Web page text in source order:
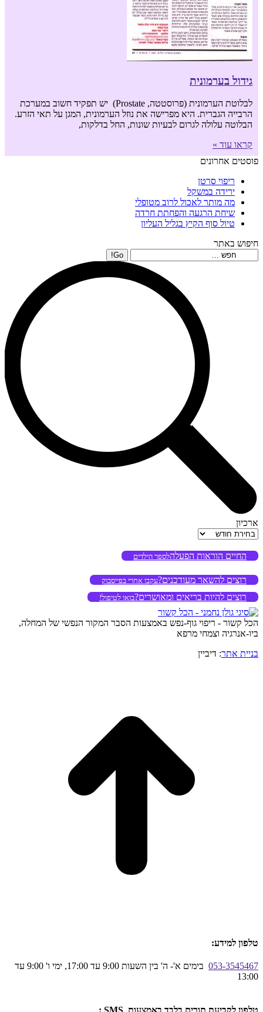
גידול בערמונית
לבלוטת הערמונית (פרוסטטה, Prostate) יש תפקיד חשוב במערכת
הרבייה הגברית. היא מפרישה את נוזל הערמונית, המגן על תאי הזרע.
הבלוטה עלולה לגרום לבעיות שונות, החל בדלקות,
קראו עוד »
פוסטים אחרונים
ריפוי סרטן
ירידה במשקל
מה מותר לאכול לרוב מטופלי
שיחת הרגעה והפחתת חרדה
טיול סוף הקיץ בגליל העליון
חיפוש באתר
Search:
ארכיון
ארכיון
החיים הוראות הפעלהלספר הילדים
רוצים להשאר מעודכנים?עקבו אחרי בפייסבוק
רוצים להיות בריאים ומאושרים?בואו לטיפול!
הכל קשור - ריפוי גוף-נפש באמצעות הסבר המקור הנפשי של המחלה,
ביו-אנרגיה וצמחי מרפא
בניית אתר: דיביין
טלפון למידע:
053-3545467
בימים א'- ה' בין השעות 9:00 עד 17:00, ימי ו' 9:00 עד
13:00